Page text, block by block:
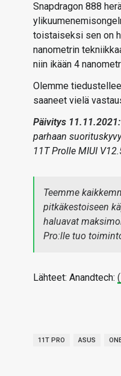
Snapdragon 888
toistaiseksi sen on
nanometrin
niin ikään 4
Olemme
saaneet vielä
Päivitys 11.11.2021:
parhaan
11T Prolle MIUI
Teemme
pitkäkestoiseen
haluavat
Pro:lle tuo
Lähteet: Anandtech:
11T PRO ASUS